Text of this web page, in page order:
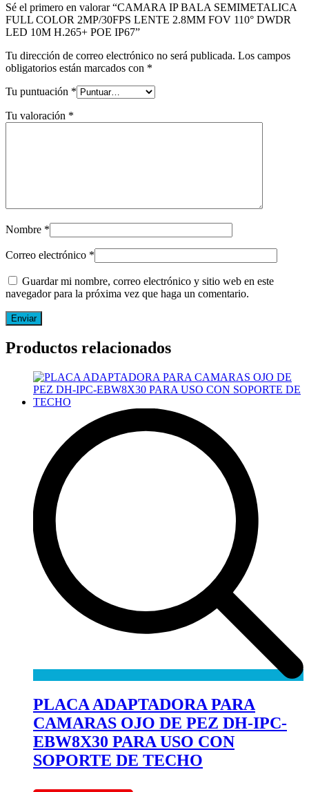
Sé el primero en valorar “CAMARA IP BALA SEMIMETALICA
FULL COLOR 2MP/30FPS LENTE 2.8MM FOV 110° DWDR
LED 10M H.265+ POE IP67”
Tu dirección de correo electrónico no será publicada. Los campos
obligatorios están marcados con *
Tu puntuación *
Tu valoración *
Nombre *
Correo electrónico *
Guardar mi nombre, correo electrónico y sitio web en este
navegador para la próxima vez que haga un comentario.
Productos relacionados
PLACA ADAPTADORA PARA
CAMARAS OJO DE PEZ DH-IPC-
EBW8X30 PARA USO CON
SOPORTE DE TECHO